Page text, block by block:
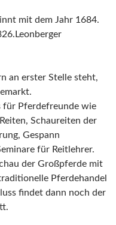
mit dem Jahr 1684.
an erster Stelle steht,
für Pferdefreunde wie
Schaureiten der
Gespann
für Reitlehrer.
der Großpferde mit
Pferdehandel
findet dann noch der